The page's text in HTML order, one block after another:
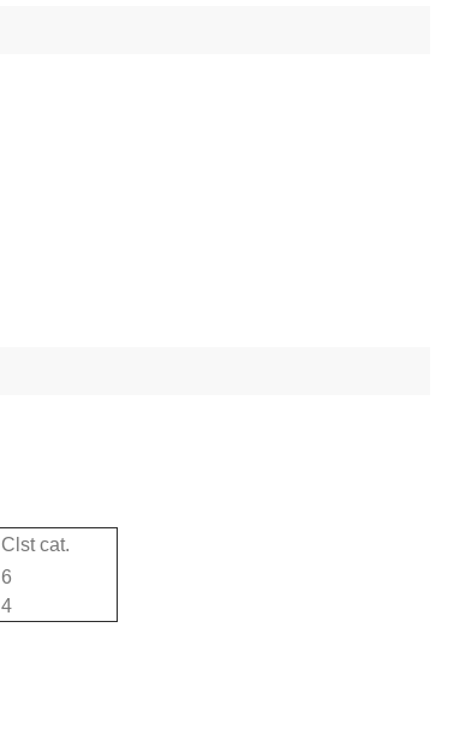
Clst cat.
6
4